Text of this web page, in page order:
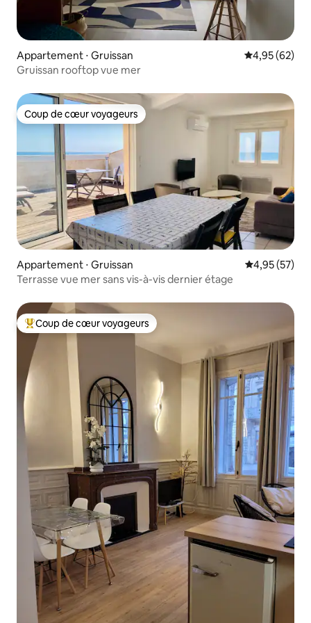
Appartement ⋅ Gruissan Évaluation
4,95 (62)
Gruissan rooftop vue mer
Coup de cœur voyageurs
Coup de cœur voyageurs
Appartement ⋅ Gruissan Évaluation
4,95 (57)
Terrasse vue mer sans vis-à-vis dernier étage
Coups de cœur voyageurs les plus appréciés
Coup de cœur voyageurs